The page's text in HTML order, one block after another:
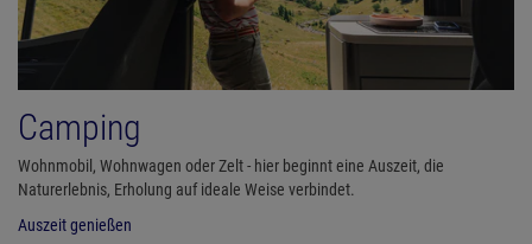
Camping
Wohnmobil, Wohnwagen oder Zelt - hier beginnt eine Auszeit, die
Naturerlebnis, Erholung auf ideale Weise verbindet.
Auszeit genießen